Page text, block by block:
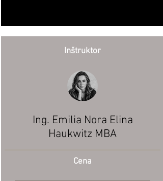
Inštruktor
Ing. Emilia Nora Elina
Haukwitz MBA
Cena